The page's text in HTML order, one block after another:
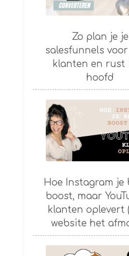
Zo plan je je
salesfunnels
klanten en rust
hoofd
Hoe Instagram je
boost, maar
klanten oplevert
website het